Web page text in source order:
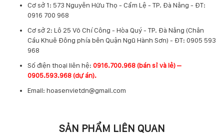
Cơ sở 1: 573 Nguyễn Hữu Thọ - Cẩm Lệ - TP. Đà Nẵng - ĐT:
0916 700 968
Cơ sở 2: Lô 25 Võ Chí Công - Hòa Quý - TP. Đà Nẵng (Chân
Cầu Khuê Đông phía bên Quận Ngũ Hành Sơn) - ĐT: 0905 593
968
​Số điện thoại liên hệ: 0916.700.968 (bán sỉ và lẻ) –
0905.593.968 (dự án).
Email: hoasenvietdn@gmail.com
SẢN PHẨM LIÊN QUAN